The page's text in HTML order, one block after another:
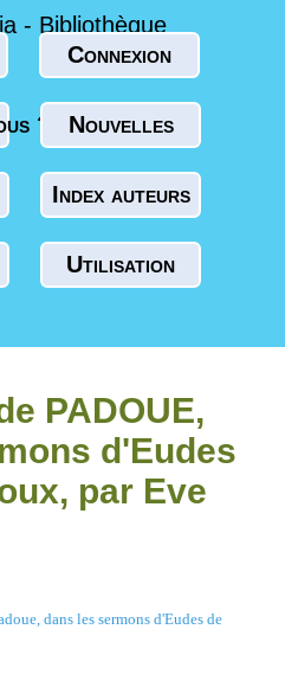
Connexion
? Nouvelles
Index auteurs
Utilisation
PADOUE,
d'Eudes
par Eve
dans les sermons d'Eudes de